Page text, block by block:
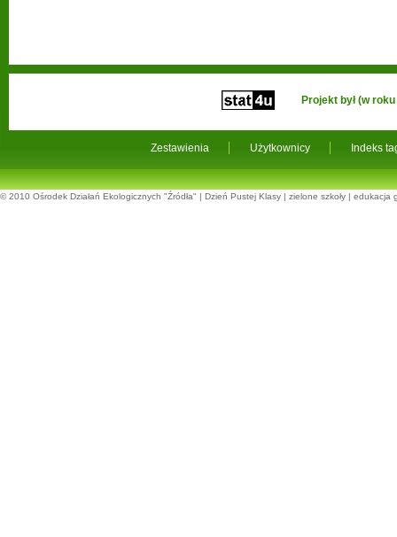
Zestawienia Użytkownicy Indeks
Projekt był (w
© 2010 Ośrodek Działań Ekologicznych "Źródła" | Dzień Pustej Klasy | zielone szkoły | edukacja